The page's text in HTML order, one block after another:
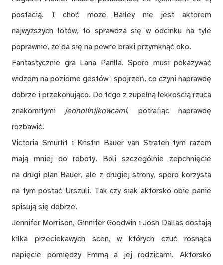
postacią. I choć może Bailey nie jest aktorem
najwyższych lotów, to sprawdza się w odcinku na tyle
poprawnie, że da się na pewne braki przymknąć oko.
Fantastycznie gra Lana Parilla. Sporo musi pokazywać
widzom na poziome gestów i spojrzeń, co czyni naprawdę
dobrze i przekonująco. Do tego z zupełną lekkością rzuca
znakomitymi jednolinijkowcami, potraﬁąc naprawdę
rozbawić.
Victoria Smurﬁt i Kristin Bauer van Straten tym razem
mają mniej do roboty. Boli szczególnie zepchnięcie
na drugi plan Bauer, ale z drugiej strony, sporo korzysta
na tym postać Urszuli. Tak czy siak aktorsko obie panie
spisują się dobrze.
Jennifer Morrison, Ginnifer Goodwin i Josh Dallas dostają
kilka przeciekawych scen, w których czuć rosnąca
napięcie pomiędzy Emmą a jej rodzicami. Aktorsko